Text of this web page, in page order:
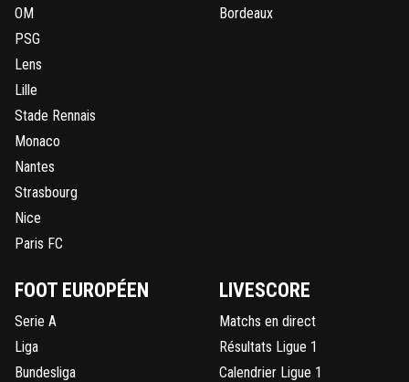
OM
PSG
Lens
Lille
Stade Rennais
Monaco
Nantes
Strasbourg
Nice
Paris FC
Bordeaux
FOOT EUROPÉEN
Serie A
Liga
Bundesliga
LIVESCORE
Matchs en direct
Résultats Ligue 1
Calendrier Ligue 1